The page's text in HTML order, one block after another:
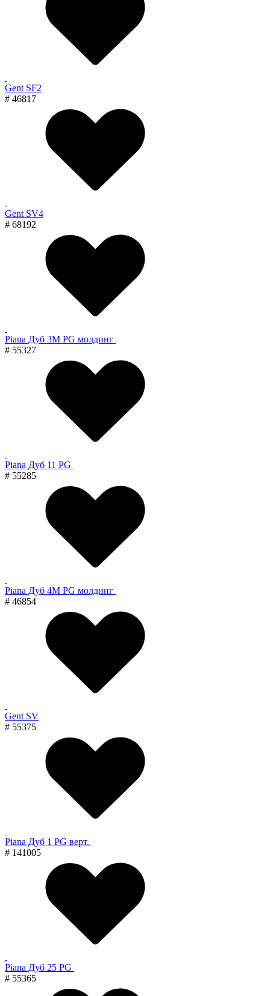
Gent SF2
# 46817
Gent SV4
# 68192
Piana Дуб 3M PG молдинг
# 55327
Piana Дуб 11 PG
# 55285
Piana Дуб 4M PG молдинг
# 46854
Gent SV
# 55375
Piana Дуб 1 PG верт.
# 141005
Piana Дуб 25 PG
# 55365